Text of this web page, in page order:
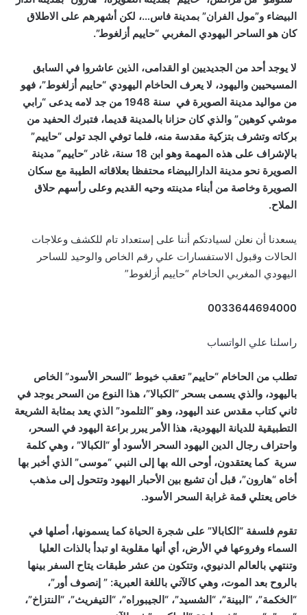
البيضاء و”مول الفران” بمدينة فاس…، لكن أشهرهم على الاطلاق
كان هو الساحر اليهودي المغربي “حاييم أزلغوط”.
لا يوجد أحد من الجديديين او القدامى، الذين عاشروا في السابق
المسيحيين واليهود، لا يعرف الحاخام اليهودي “حاييم أزلغوط”، فهو
من مواليد مدينة الصويرة في سنة 1948 من جد لامه يدعى “رابي
موشي كوهين” والذي كان حزانا بالمدينة قديما، فتبرك الحفيد من
بركاته وتشرف بتزكية مقدسة منه، فلما توفي الجد تولى “حاييم”
بالإشراف على هذه المهمة وهو ابن 18 سنة، غادر “حاييم” مدينة
الصويرة نحو مدينة الدارالبيضاء محتفظا بعلاقاته الطيبة مع سكان
الصويرة وخاصة من أبناء مدينته وحيه القديم وعلى رأسهم حلاق
الملاح.
يسعدنا أن نعلن لسيادتكم أننا على إستعداد تام للكشف وعلاجات
الحالات وقبول الاستفسارات علي رقم الخاص والوحيد للساحر
اليهودي المغربي الحاخام “حاييم أزلغوط”
0033644694000
راسلنا علي الواتساب
تطلب من الحاخام “حاييم” تعقب خيوط “السحر الأسود” الخاص
باليهود، والذي يسمى بسحر “الكبالا”، هذا النوع من السحر يوجد في
ثاني كتاب مقدس عند اليهود، وهو “التلمود” الذي يعد بمثابة الشريعة
التطبيقية للديانة اليهودية، هذا الأمر يبرر براعة اليهود في السحر،
واحتراف رجال الدين اليهود السحر الأسود أو “الكبالا” ، وهي كلمة
سرية كما يعتقدون، أوحى الله بها إلى النبي “موسى” الذي أخبر بها
أخاه “هارون”، قبل أن تشيع بين الأحبار اليهود وتتحول إلى مذهب
خاص يعتلي قمة غرابة السحر الأسود.
تقوم فلسفة “الكابالا” على شجرة الحياة كما يسمونها، أصلها في
السماء وفروعها في الأرض، أي أنها مقلوبة او تبدأ بالذات العليا
وتنتهي بالعالم الدنيوي، وتتكون من عشر طبقات يتاح السفر بينها
بالروح بعد الموت، وهي كالآتي باللغة العبرية: ” إنصوف أور”،
“الخكمة”، “البينة”، “الشسيد”، “الجيبوراه”، “التيفريث”، “النتزاخ”،